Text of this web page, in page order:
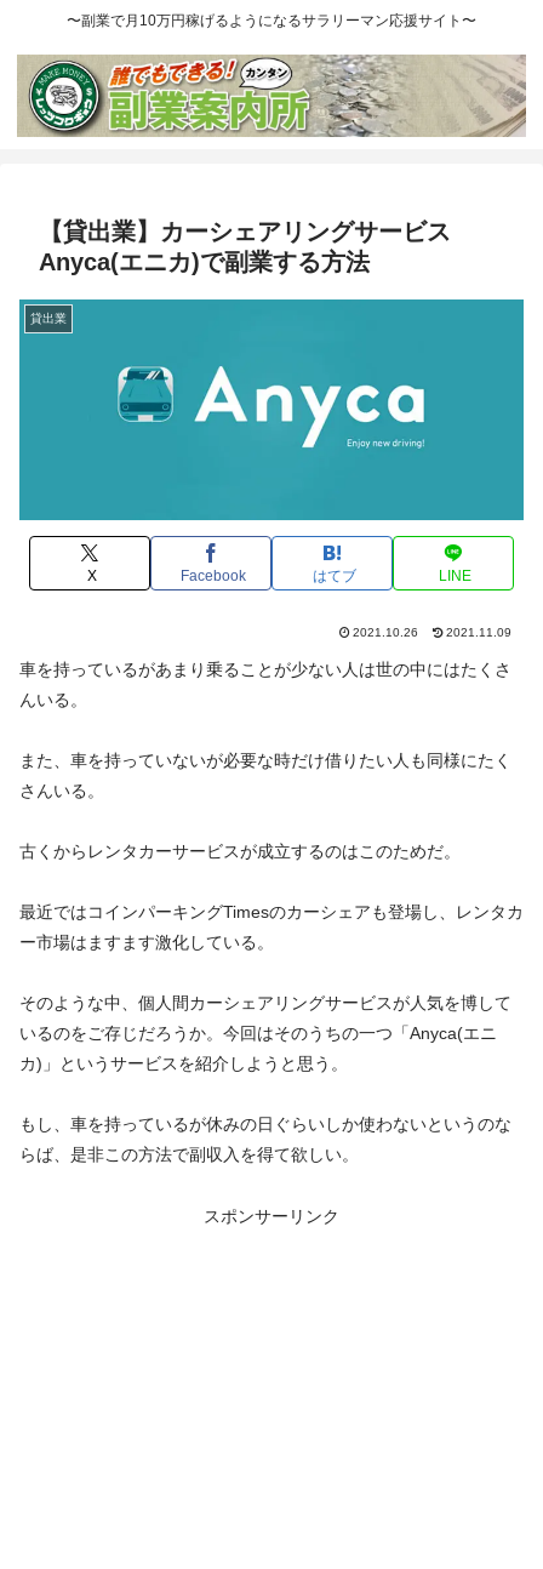
〜副業で月10万円稼げるようになるサラリーマン応援サイト〜
【貸出業】カーシェアリングサービス
Anyca(エニカ)で副業する方法
貸出業
X Facebook はてブ LINE
2021.10.26 2021.11.09
車を持っているがあまり乗ることが少ない人は世の中にはたくさ
んいる。
また、車を持っていないが必要な時だけ借りたい人も同様にたく
さんいる。
古くからレンタカーサービスが成立するのはこのためだ。
最近ではコインパーキングTimesのカーシェアも登場し、レンタカ
ー市場はますます激化している。
そのような中、個人間カーシェアリングサービスが人気を博して
いるのをご存じだろうか。今回はそのうちの一つ「Anyca(エニ
カ)」というサービスを紹介しようと思う。
もし、車を持っているが休みの日ぐらいしか使わないというのな
らば、是非この方法で副収入を得て欲しい。
スポンサーリンク